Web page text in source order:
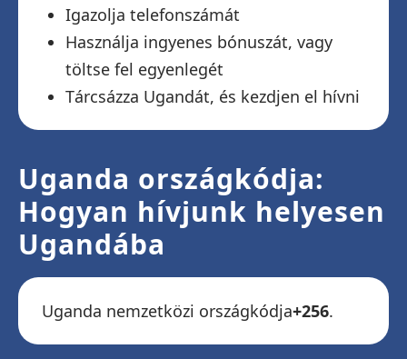
Igazolja telefonszámát
Használja ingyenes bónuszát, vagy
töltse fel egyenlegét
Tárcsázza Ugandát, és kezdjen el hívni
Uganda országkódja:
Hogyan hívjunk helyesen
Ugandába
Uganda nemzetközi országkódja+256.